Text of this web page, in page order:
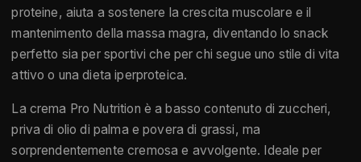
proteine, aiuta a sostenere la crescita muscolare e il
mantenimento della massa magra, diventando lo snack
perfetto sia per sportivi che per chi segue uno stile di vita
attivo o una dieta iperproteica.
La crema Pro Nutrition è a basso contenuto di zuccheri,
priva di olio di palma e povera di grassi, ma
sorprendentemente cremosa e avvolgente. Ideale per